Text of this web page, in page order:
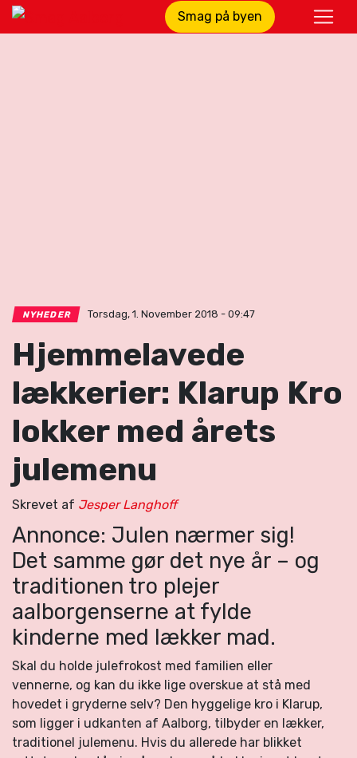
Smag på byen
NYHEDER Torsdag, 1. November 2018 - 09:47
Hjemmelavede
lækkerier: Klarup Kro
lokker med årets
julemenu
Skrevet af Jesper Langhoff
Annonce: Julen nærmer sig!
Det samme gør det nye år – og
traditionen tro plejer
aalborgenserne at fylde
kinderne med lækker mad.
Skal du holde julefrokost med familien eller
vennerne, og kan du ikke lige overskue at stå med
hovedet i gryderne selv? Den hyggelige kro i Klarup,
som ligger i udkanten af Aalborg, tilbyder en lækker,
traditionel julemenu. Hvis du allerede har blikket